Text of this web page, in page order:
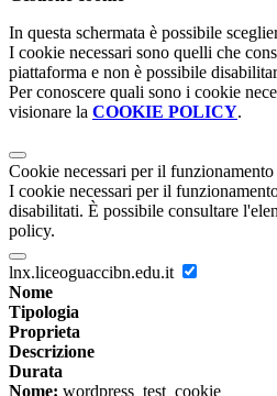
In questa schermata è possibile
I cookie necessari sono quelli che
piattaforma e non è possibile
Per conoscere quali sono i cookie
visionare la COOKIE POLICY.
Cookie necessari per il funzionamento
I cookie necessari per il
disabilitati. È possibile consultare
policy.
lnx.liceoguaccibn.edu.it
Nome
Tipologia
Proprieta
Descrizione
Durata
Nome: wordpress_test_cookie